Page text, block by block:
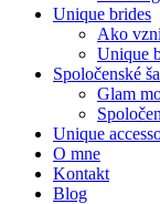
Unique brides
Ako
Unique
Spoločenské
Glam
Unique
O mne
Kontakt
Blog